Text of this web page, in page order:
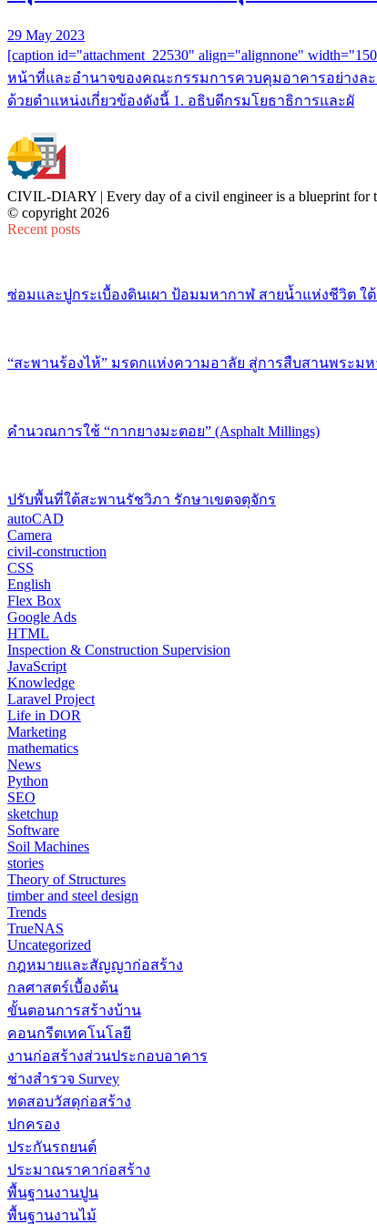
29 May 2023
[caption id="attachment_22530" align="alignnone"
หน้าที่และอำนาจของคณะกรรมการควบคุมอาคารอย่างล
ด้วยตำแหน่งเกี่ยวข้องดังนี้ 1. อธิบดีกรมโยธาธิการและผั
CIVIL-DIARY | Every day of a civil engineer is a blueprint for
© copyright 2026
Recent posts
ซ่อมและปูกระเบื้องดินเผา ป้อมมหากาฬ สายน้ำแห่งชีวิต
“สะพานร้องไห้” มรดกแห่งความอาลัย สู่การสืบสานพระม
คำนวณการใช้ “กากยางมะตอย” (Asphalt Millings)
ปรับพื้นที่ใต้สะพานรัชวิภา รักษาเขตจตุจักร
autoCAD
Camera
civil-construction
CSS
English
Flex Box
Google Ads
HTML
Inspection & Construction Supervision
JavaScript
Knowledge
Laravel Project
Life in DOR
Marketing
mathematics
News
Python
SEO
sketchup
Software
Soil Machines
stories
Theory of Structures
timber and steel design
Trends
TrueNAS
Uncategorized
กฎหมายและสัญญาก่อสร้าง
กลศาสตร์เบื้องต้น
ขั้นตอนการสร้างบ้าน
คอนกรีตเทคโนโลยี
งานก่อสร้างส่วนประกอบอาคาร
ช่างสำรวจ Survey
ทดสอบวัสดุก่อสร้าง
ปกครอง
ประกันรถยนต์
ประมาณราคาก่อสร้าง
พื้นฐานงานปูน
พื้นฐานงานไม้